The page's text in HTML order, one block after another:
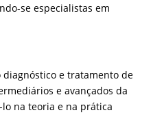
se especialistas em
e tratamento de
e avançados da
na teoria e na prática